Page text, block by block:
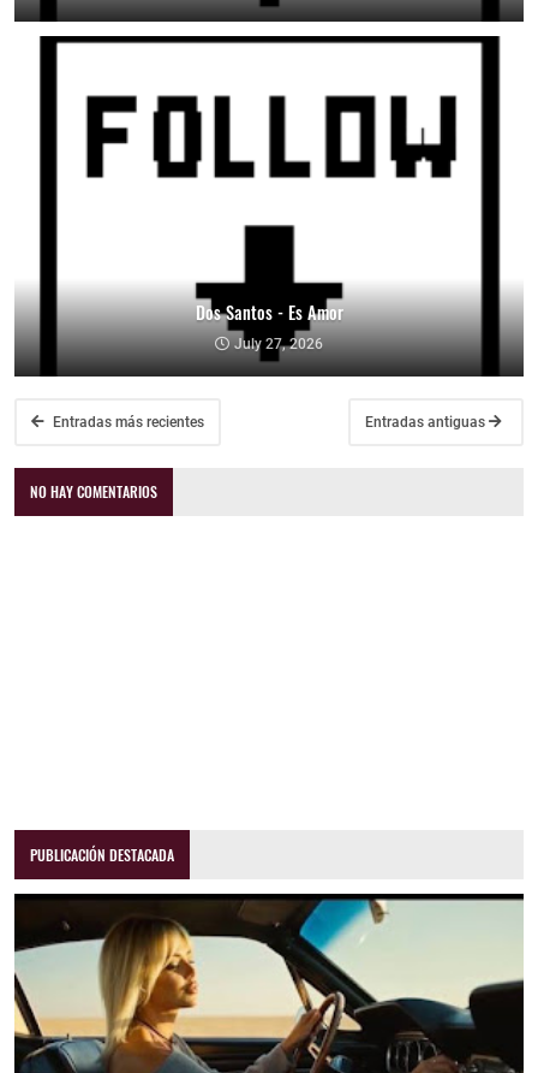
Dos Santos - Es Amor
July 27, 2026
Entradas más recientes Entradas antiguas
NO HAY COMENTARIOS
PUBLICACIÓN DESTACADA